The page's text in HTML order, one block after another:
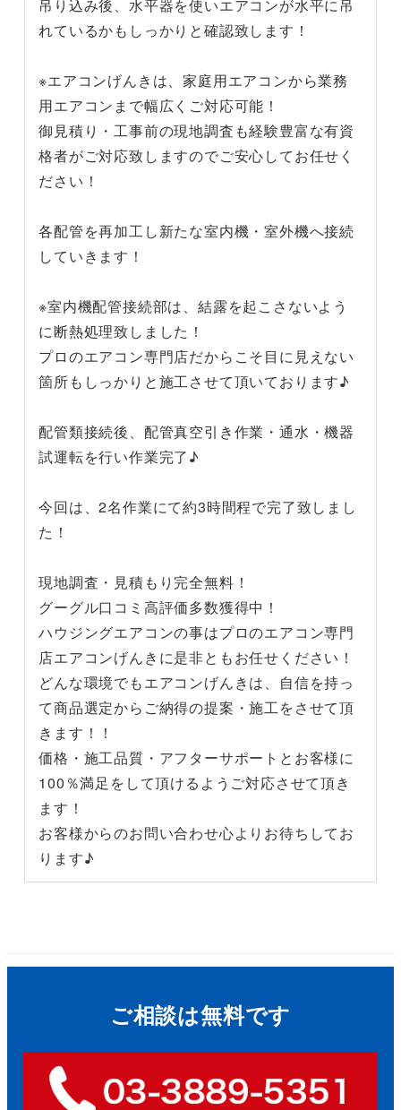
吊り込み後、水平器を使いエアコンが水平に吊
れているかもしっかりと確認致します！
※エアコンげんきは、家庭用エアコンから業務
用エアコンまで幅広くご対応可能！
御見積り・工事前の現地調査も経験豊富な有資
格者がご対応致しますのでご安心してお任せく
ださい！
各配管を再加工し新たな室内機・室外機へ接続
していきます！
※室内機配管接続部は、結露を起こさないよう
に断熱処理致しました！
プロのエアコン専門店だからこそ目に見えない
箇所もしっかりと施工させて頂いております♪
配管類接続後、配管真空引き作業・通水・機器
試運転を行い作業完了♪
今回は、2名作業にて約3時間程で完了致しまし
た！
現地調査・見積もり完全無料！
グーグル口コミ高評価多数獲得中！
ハウジングエアコンの事はプロのエアコン専門
店エアコンげんきに是非ともお任せください！
どんな環境でもエアコンげんきは、自信を持っ
て商品選定からご納得の提案・施工をさせて頂
きます！！
価格・施工品質・アフターサポートとお客様に
100％満足をして頂けるようご対応させて頂き
ます！
お客様からのお問い合わせ心よりお待ちしてお
ります♪
ご相談は無料です